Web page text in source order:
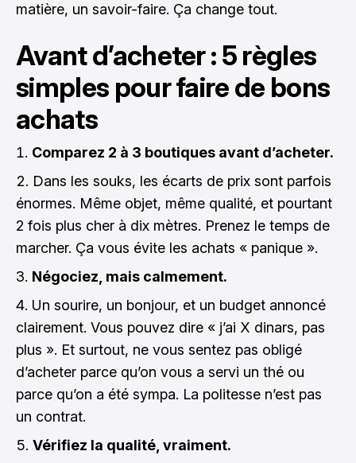
matière, un savoir-faire. Ça change tout.
Avant d’acheter : 5 règles
simples pour faire de bons
achats
Comparez 2 à 3 boutiques avant d’acheter.
Dans les souks, les écarts de prix sont parfois
énormes. Même objet, même qualité, et pourtant
2 fois plus cher à dix mètres. Prenez le temps de
marcher. Ça vous évite les achats « panique ».
Négociez, mais calmement.
Un sourire, un bonjour, et un budget annoncé
clairement. Vous pouvez dire « j’ai X dinars, pas
plus ». Et surtout, ne vous sentez pas obligé
d’acheter parce qu’on vous a servi un thé ou
parce qu’on a été sympa. La politesse n’est pas
un contrat.
Vérifiez la qualité, vraiment.